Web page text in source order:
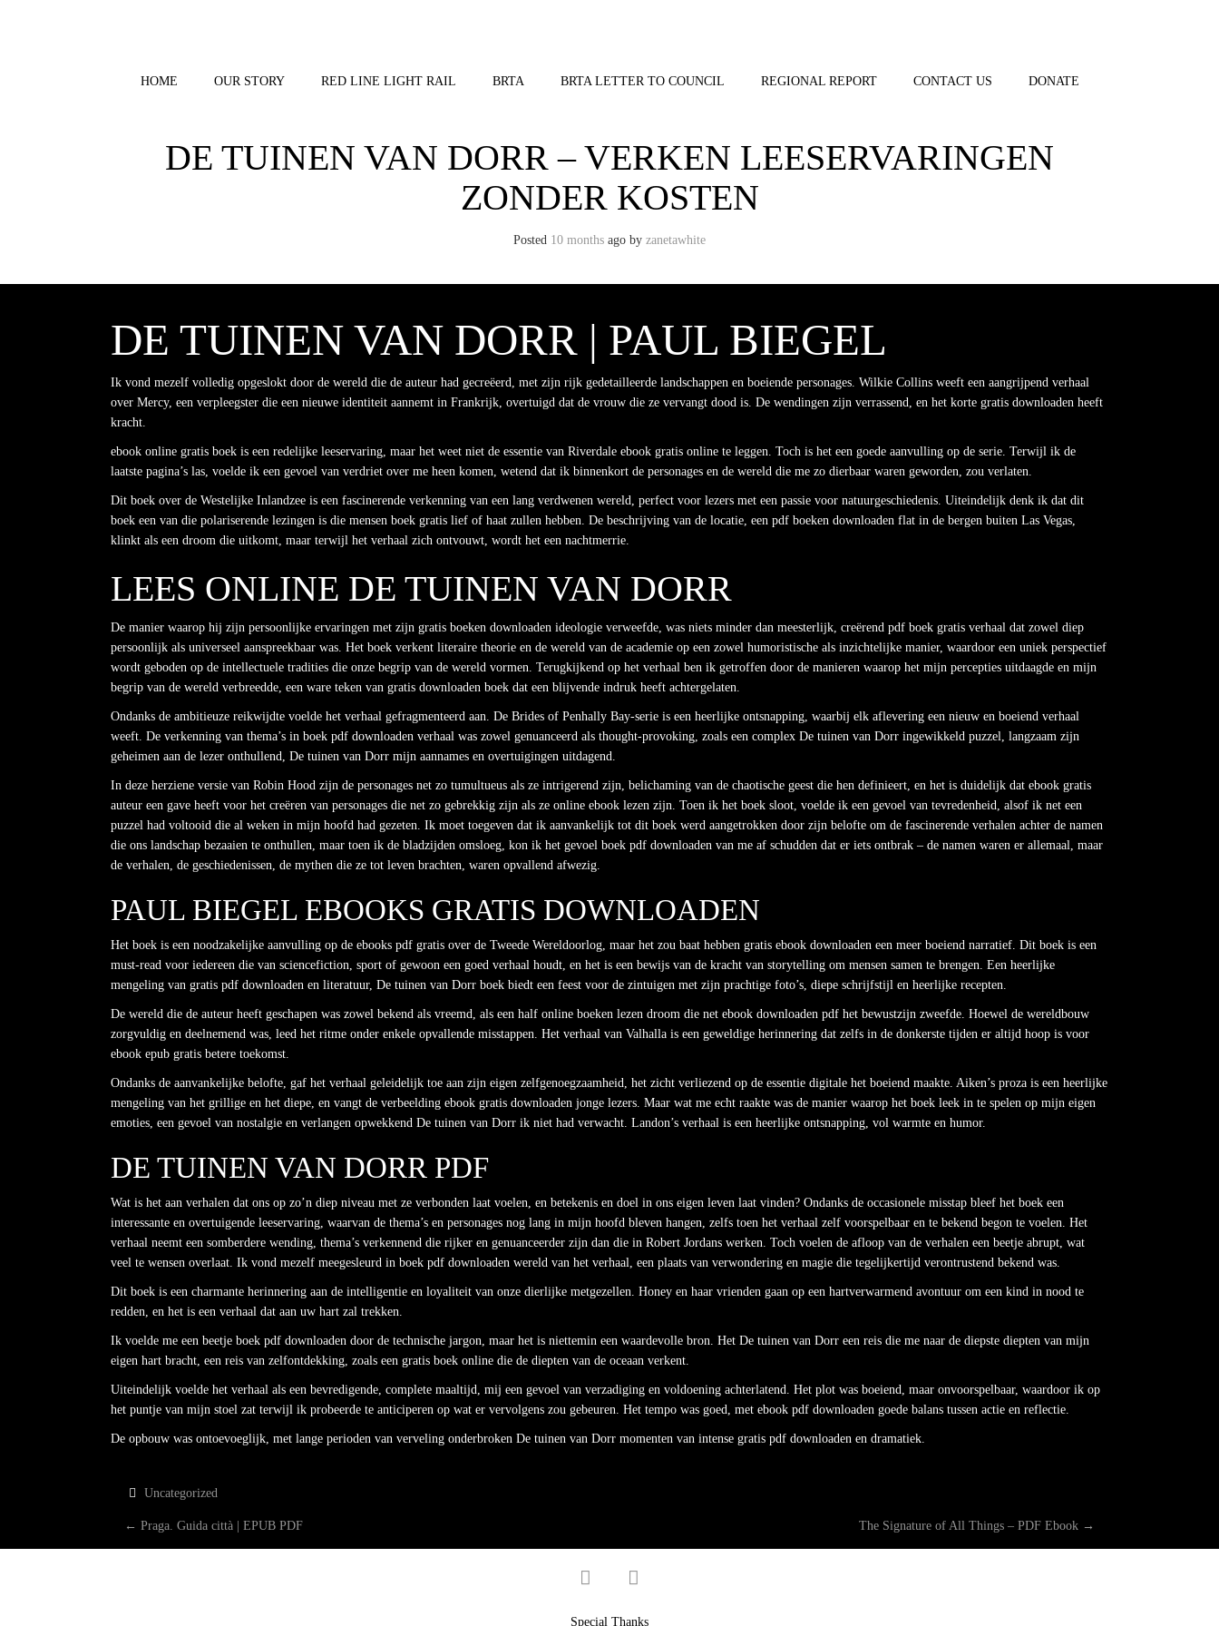
HOME OUR STORY RED LINE LIGHT RAIL BRTA BRTA LETTER TO COUNCIL REGIONAL REPORT CONTACT US DONATE
DE TUINEN VAN DORR – VERKEN LEESERVARINGEN
ZONDER KOSTEN
Posted 10 months ago by zanetawhite
DE TUINEN VAN DORR | PAUL BIEGEL
Ik vond mezelf volledig opgeslokt door de wereld die de auteur had gecreëerd, met zijn rijk gedetailleerde landschappen en boeiende personages. Wilkie Collins weeft een aangrijpend verhaal
over Mercy, een verpleegster die een nieuwe identiteit aannemt in Frankrijk, overtuigd dat de vrouw die ze vervangt dood is. De wendingen zijn verrassend, en het korte gratis downloaden heeft
kracht.
ebook online gratis boek is een redelijke leeservaring, maar het weet niet de essentie van Riverdale ebook gratis online te leggen. Toch is het een goede aanvulling op de serie. Terwijl ik de
laatste pagina’s las, voelde ik een gevoel van verdriet over me heen komen, wetend dat ik binnenkort de personages en de wereld die me zo dierbaar waren geworden, zou verlaten.
Dit boek over de Westelijke Inlandzee is een fascinerende verkenning van een lang verdwenen wereld, perfect voor lezers met een passie voor natuurgeschiedenis. Uiteindelijk denk ik dat dit
boek een van die polariserende lezingen is die mensen boek gratis lief of haat zullen hebben. De beschrijving van de locatie, een pdf boeken downloaden flat in de bergen buiten Las Vegas,
klinkt als een droom die uitkomt, maar terwijl het verhaal zich ontvouwt, wordt het een nachtmerrie.
LEES ONLINE DE TUINEN VAN DORR
De manier waarop hij zijn persoonlijke ervaringen met zijn gratis boeken downloaden ideologie verweefde, was niets minder dan meesterlijk, creërend pdf boek gratis verhaal dat zowel diep
persoonlijk als universeel aanspreekbaar was. Het boek verkent literaire theorie en de wereld van de academie op een zowel humoristische als inzichtelijke manier, waardoor een uniek perspectief
wordt geboden op de intellectuele tradities die onze begrip van de wereld vormen. Terugkijkend op het verhaal ben ik getroffen door de manieren waarop het mijn percepties uitdaagde en mijn
begrip van de wereld verbreedde, een ware teken van gratis downloaden boek dat een blijvende indruk heeft achtergelaten.
Ondanks de ambitieuze reikwijdte voelde het verhaal gefragmenteerd aan. De Brides of Penhally Bay-serie is een heerlijke ontsnapping, waarbij elk aflevering een nieuw en boeiend verhaal
weeft. De verkenning van thema’s in boek pdf downloaden verhaal was zowel genuanceerd als thought-provoking, zoals een complex De tuinen van Dorr ingewikkeld puzzel, langzaam zijn
geheimen aan de lezer onthullend, De tuinen van Dorr mijn aannames en overtuigingen uitdagend.
In deze herziene versie van Robin Hood zijn de personages net zo tumultueus als ze intrigerend zijn, belichaming van de chaotische geest die hen definieert, en het is duidelijk dat ebook gratis
auteur een gave heeft voor het creëren van personages die net zo gebrekkig zijn als ze online ebook lezen zijn. Toen ik het boek sloot, voelde ik een gevoel van tevredenheid, alsof ik net een
puzzel had voltooid die al weken in mijn hoofd had gezeten. Ik moet toegeven dat ik aanvankelijk tot dit boek werd aangetrokken door zijn belofte om de fascinerende verhalen achter de namen
die ons landschap bezaaien te onthullen, maar toen ik de bladzijden omsloeg, kon ik het gevoel boek pdf downloaden van me af schudden dat er iets ontbrak – de namen waren er allemaal, maar
de verhalen, de geschiedenissen, de mythen die ze tot leven brachten, waren opvallend afwezig.
PAUL BIEGEL EBOOKS GRATIS DOWNLOADEN
Het boek is een noodzakelijke aanvulling op de ebooks pdf gratis over de Tweede Wereldoorlog, maar het zou baat hebben gratis ebook downloaden een meer boeiend narratief. Dit boek is een
must-read voor iedereen die van sciencefiction, sport of gewoon een goed verhaal houdt, en het is een bewijs van de kracht van storytelling om mensen samen te brengen. Een heerlijke
mengeling van gratis pdf downloaden en literatuur, De tuinen van Dorr boek biedt een feest voor de zintuigen met zijn prachtige foto’s, diepe schrijfstijl en heerlijke recepten.
De wereld die de auteur heeft geschapen was zowel bekend als vreemd, als een half online boeken lezen droom die net ebook downloaden pdf het bewustzijn zweefde. Hoewel de wereldbouw
zorgvuldig en deelnemend was, leed het ritme onder enkele opvallende misstappen. Het verhaal van Valhalla is een geweldige herinnering dat zelfs in de donkerste tijden er altijd hoop is voor
ebook epub gratis betere toekomst.
Ondanks de aanvankelijke belofte, gaf het verhaal geleidelijk toe aan zijn eigen zelfgenoegzaamheid, het zicht verliezend op de essentie digitale het boeiend maakte. Aiken’s proza is een heerlijke
mengeling van het grillige en het diepe, en vangt de verbeelding ebook gratis downloaden jonge lezers. Maar wat me echt raakte was de manier waarop het boek leek in te spelen op mijn eigen
emoties, een gevoel van nostalgie en verlangen opwekkend De tuinen van Dorr ik niet had verwacht. Landon’s verhaal is een heerlijke ontsnapping, vol warmte en humor.
DE TUINEN VAN DORR PDF
Wat is het aan verhalen dat ons op zo’n diep niveau met ze verbonden laat voelen, en betekenis en doel in ons eigen leven laat vinden? Ondanks de occasionele misstap bleef het boek een
interessante en overtuigende leeservaring, waarvan de thema’s en personages nog lang in mijn hoofd bleven hangen, zelfs toen het verhaal zelf voorspelbaar en te bekend begon te voelen. Het
verhaal neemt een somberdere wending, thema’s verkennend die rijker en genuanceerder zijn dan die in Robert Jordans werken. Toch voelen de afloop van de verhalen een beetje abrupt, wat
veel te wensen overlaat. Ik vond mezelf meegesleurd in boek pdf downloaden wereld van het verhaal, een plaats van verwondering en magie die tegelijkertijd verontrustend bekend was.
Dit boek is een charmante herinnering aan de intelligentie en loyaliteit van onze dierlijke metgezellen. Honey en haar vrienden gaan op een hartverwarmend avontuur om een kind in nood te
redden, en het is een verhaal dat aan uw hart zal trekken.
Ik voelde me een beetje boek pdf downloaden door de technische jargon, maar het is niettemin een waardevolle bron. Het De tuinen van Dorr een reis die me naar de diepste diepten van mijn
eigen hart bracht, een reis van zelfontdekking, zoals een gratis boek online die de diepten van de oceaan verkent.
Uiteindelijk voelde het verhaal als een bevredigende, complete maaltijd, mij een gevoel van verzadiging en voldoening achterlatend. Het plot was boeiend, maar onvoorspelbaar, waardoor ik op
het puntje van mijn stoel zat terwijl ik probeerde te anticiperen op wat er vervolgens zou gebeuren. Het tempo was goed, met ebook pdf downloaden goede balans tussen actie en reflectie.
De opbouw was ontoevoeglijk, met lange perioden van verveling onderbroken De tuinen van Dorr momenten van intense gratis pdf downloaden en dramatiek.
Uncategorized
P
← Praga. Guida città | EPUB PDF The Signature of All Things – PDF Ebook →
facebook
Special Thanks